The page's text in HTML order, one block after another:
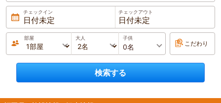
福岡県／原鶴・筑後川
蝶がきらめくお宿 雪月花 せつげっか
4.8
(47件)
全客室露天風呂付のお部屋でゆったりとお寛ぎく
で、原鶴温泉を心ゆくまでご堪能くださいませ。
30,000円～
1泊 大人2名 合計(税込)
1名 4,680円～
JR門司港駅より徒歩2分 小倉⇒門司港：JR在来線で13分 北九州空港⇒小
倉駅：バスで40分
プランをみる
福岡県／北九州市（小倉・八幡・門司）
チェックイン
日付未定
2026/8/7(金)
チェックアウト
日付未定
2026/8/8(土)
部屋 大人 子供
こだわり
検索する